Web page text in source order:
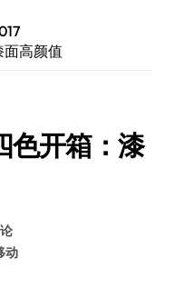
面高颜值
色开箱：漆
动